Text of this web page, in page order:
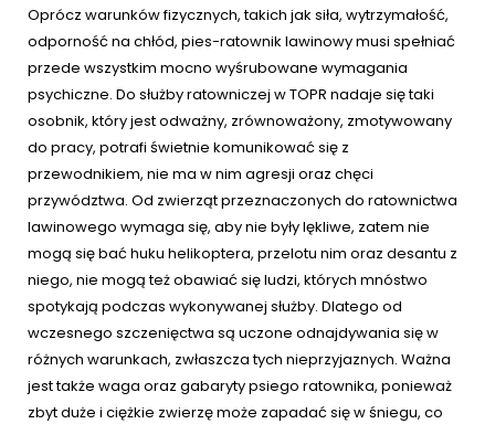
Oprócz warunków fizycznych, takich jak siła, wytrzymałość,
odporność na chłód, pies-ratownik lawinowy musi spełniać
przede wszystkim mocno wyśrubowane wymagania
psychiczne. Do służby ratowniczej w TOPR nadaje się taki
osobnik, który jest odważny, zrównoważony, zmotywowany
do pracy, potrafi świetnie komunikować się z
przewodnikiem, nie ma w nim agresji oraz chęci
przywództwa. Od zwierząt przeznaczonych do ratownictwa
lawinowego wymaga się, aby nie były lękliwe, zatem nie
mogą się bać huku helikoptera, przelotu nim oraz desantu z
niego, nie mogą też obawiać się ludzi, których mnóstwo
spotykają podczas wykonywanej służby. Dlatego od
wczesnego szczenięctwa są uczone odnajdywania się w
różnych warunkach, zwłaszcza tych nieprzyjaznych. Ważna
jest także waga oraz gabaryty psiego ratownika, ponieważ
zbyt duże i ciężkie zwierzę może zapadać się w śniegu, co